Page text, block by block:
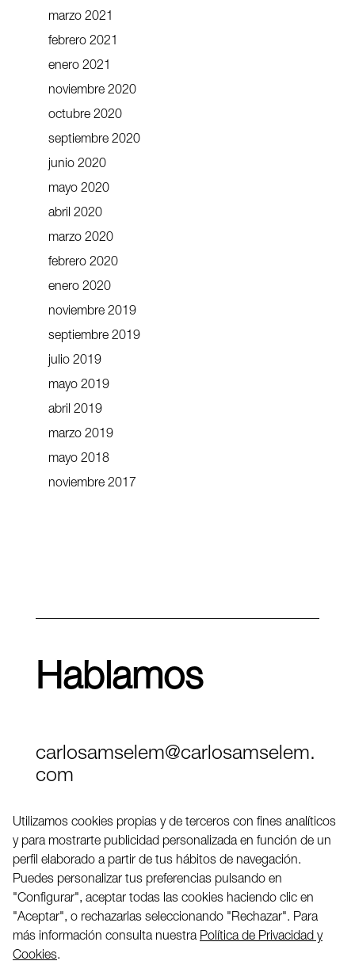
marzo 2021
febrero 2021
enero 2021
noviembre 2020
octubre 2020
septiembre 2020
junio 2020
mayo 2020
abril 2020
marzo 2020
febrero 2020
enero 2020
noviembre 2019
septiembre 2019
julio 2019
mayo 2019
abril 2019
marzo 2019
mayo 2018
noviembre 2017
Hablamos
carlosamselem@carlosamselem.
com
Twitter
LinkedIN
2026 ©
Utilizamos cookies propias y de terceros con fines analíticos
y para mostrarte publicidad personalizada en función de un
perfil elaborado a partir de tus hábitos de navegación.
Puedes personalizar tus preferencias pulsando en
"Configurar", aceptar todas las cookies haciendo clic en
"Aceptar", o rechazarlas seleccionando "Rechazar". Para
más información consulta nuestra Política de Privacidad y
Cookies.